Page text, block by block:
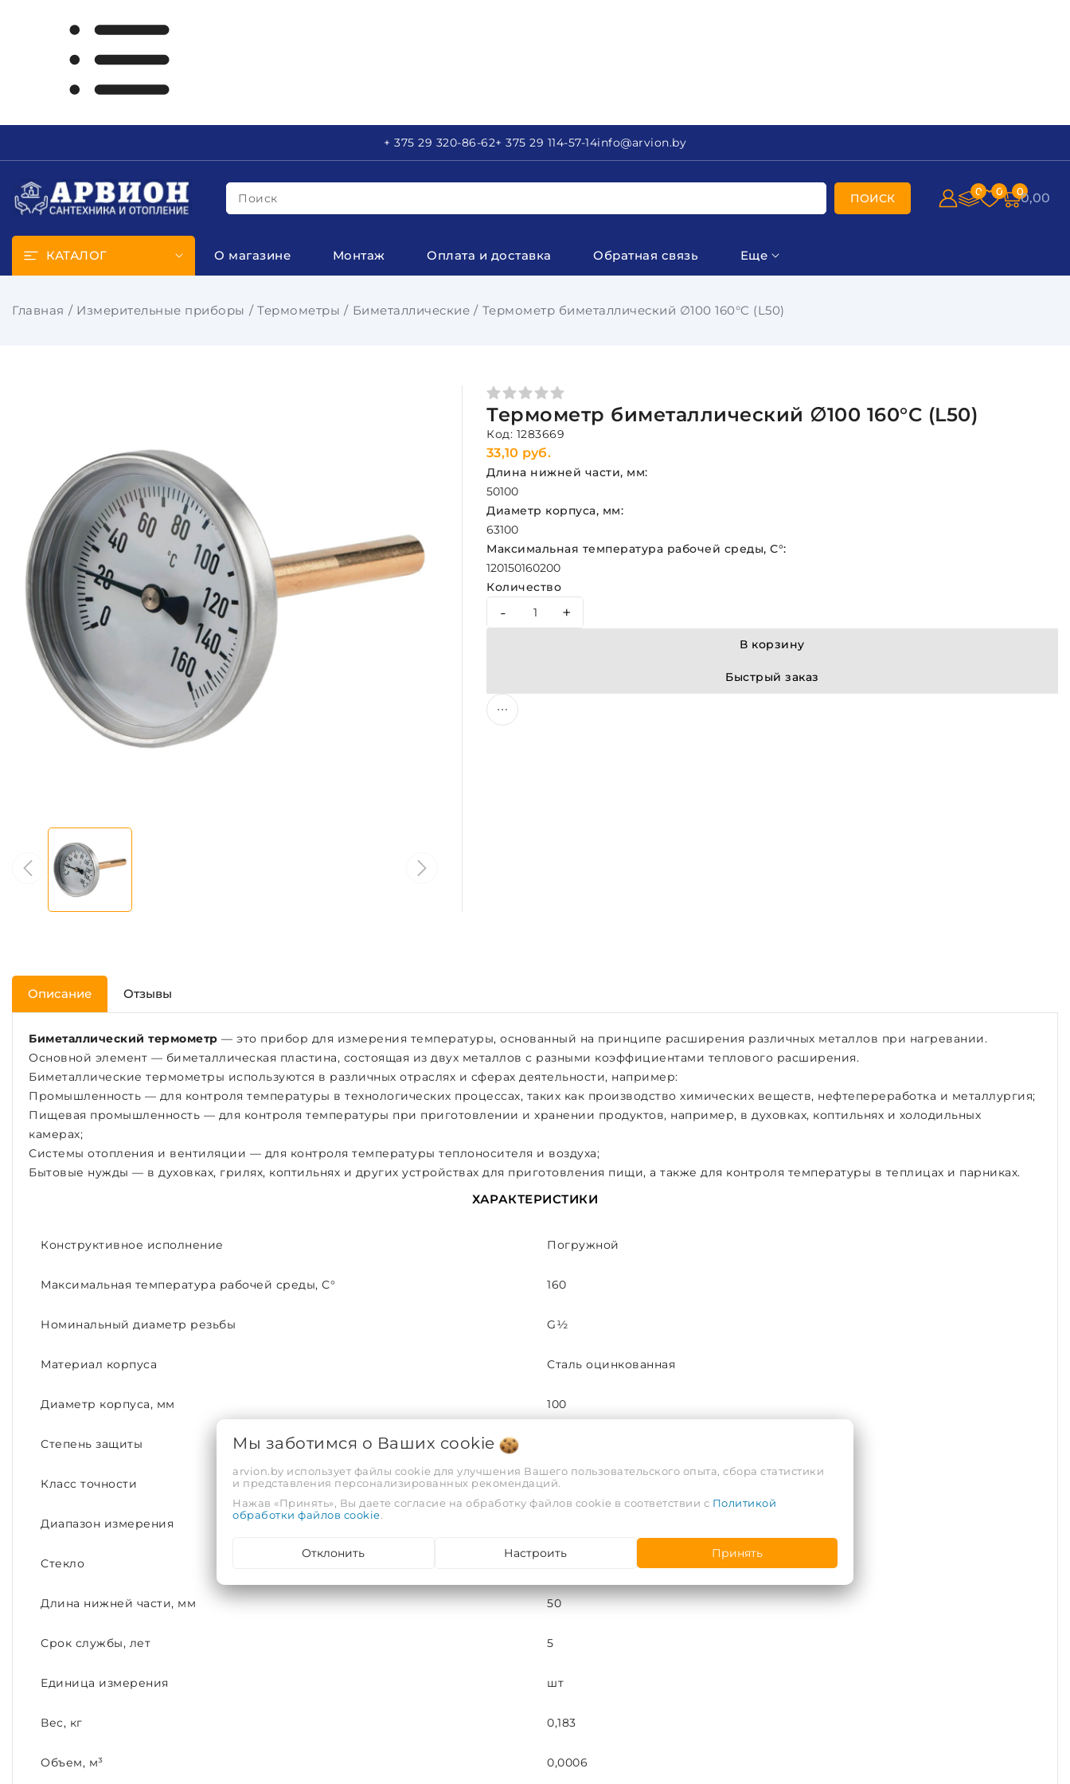
+ 375 29 320-86-62+ 375 29 114-57-14info@arvion.by
Поиск ПОИСК 0 0 00,00
КАТАЛОГ О магазине Монтаж Оплата и доставка Обратная связь Еще
Главная Измерительные приборы Термометры Биметаллические Термометр биметаллический ∅100 160°C (L50)
Термометр биметаллический ∅100 160°C (L50)
Код: 1283669
33,10 руб.
Длина нижней части, мм:
50100
Диаметр корпуса, мм:
63100
Максимальная температура рабочей среды, С°:
120150160200
Количество
- +
В корзину
Быстрый заказ
Описание Отзывы
Биметаллический термометр — это прибор для измерения температуры, основанный на принципе расширения различных металлов при нагревании.
Основной элемент — биметаллическая пластина, состоящая из двух металлов с разными коэффициентами теплового расширения.
Биметаллические термометры используются в различных отраслях и сферах деятельности, например:
Промышленность — для контроля температуры в технологических процессах, таких как производство химических веществ, нефтепереработка и металлургия;
Пищевая промышленность — для контроля температуры при приготовлении и хранении продуктов, например, в духовках, коптильнях и холодильных
камерах;
Системы отопления и вентиляции — для контроля температуры теплоносителя и воздуха;
Бытовые нужды — в духовках, грилях, коптильнях и других устройствах для приготовления пищи, а также для контроля температуры в теплицах и парниках.
ХАРАКТЕРИСТИКИ
Конструктивное исполнение Погружной
Максимальная температура рабочей среды, С° 160
Номинальный диаметр резьбы G½
Материал корпуса Сталь оцинкованная
Диаметр корпуса, мм 100
Степень защиты
Класс точности 2.5
Диапазон измерения
Стекло
Длина нижней части, мм 50
Срок службы, лет 5
Единица измерения шт
Вес, кг 0,183
Объем, м³ 0,0006
Мы заботимся о Ваших cookie
arvion.by использует файлы cookie для улучшения Вашего пользовательского опыта, сбора статистики
и представления персонализированных рекомендаций.
Нажав «Принять», Вы даете согласие на обработку файлов cookie в соответствии с Политикой
обработки файлов cookie.
Отклонить Настроить Принять